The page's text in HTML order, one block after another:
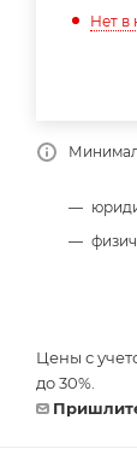
Нет в
Цены с
до 30%.